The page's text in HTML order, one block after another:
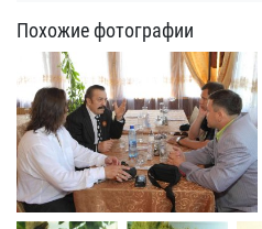
Похожие фотографии